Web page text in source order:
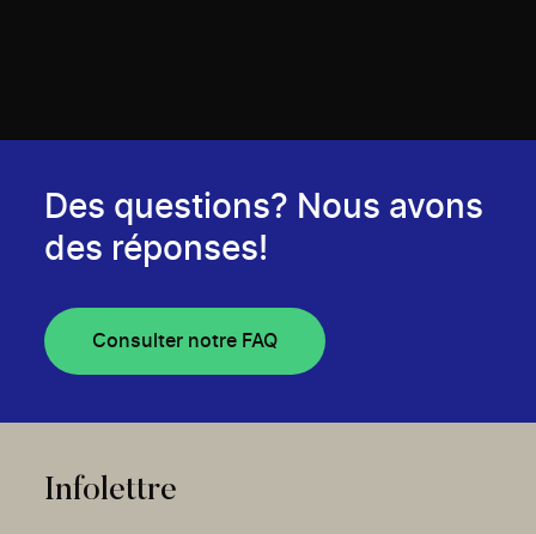
Des questions? Nous avons
des réponses!
Consulter notre FAQ
Infolettre